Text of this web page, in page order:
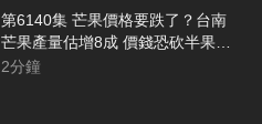
第6140集 芒果價格要跌了？台南
芒果產量估增8成 價錢恐砍半果農
愁
2分鐘